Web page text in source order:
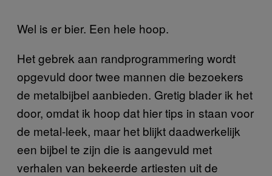
Wel is er bier. Een hele hoop.
Het gebrek aan randprogrammering wordt
opgevuld door twee mannen die bezoekers
de metalbijbel aanbieden. Gretig blader ik het
door, omdat ik hoop dat hier tips in staan voor
de metal-leek, maar het blijkt daadwerkelijk
een bijbel te zijn die is aangevuld met
verhalen van bekeerde artiesten uit de